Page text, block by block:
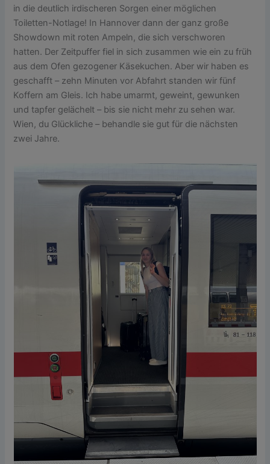
in die deutlich irdischeren Sorgen einer möglichen
Toiletten-Notlage! In Hannover dann der ganz große
Showdown mit roten Ampeln, die sich verschworen
hatten. Der Zeitpuffer fiel in sich zusammen wie ein zu früh
aus dem Ofen gezogener Käsekuchen. Aber wir haben es
geschafft – zehn Minuten vor Abfahrt standen wir fünf
Koffern am Gleis. Ich habe umarmt, geweint, gewunken
und tapfer gelächelt – bis sie nicht mehr zu sehen war.
Wien, du Glückliche – behandle sie gut für die nächsten
zwei Jahre.